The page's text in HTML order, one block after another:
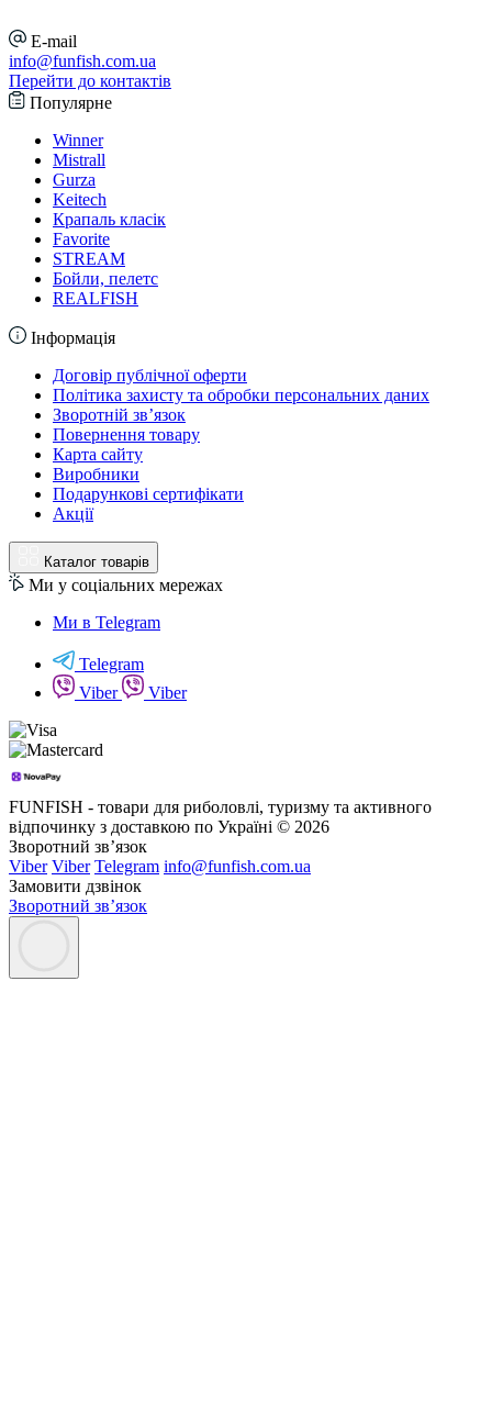
E-mail
info@funfish.com.ua
Перейти до контактів
Популярне
Winner
Mistrall
Gurza
Keitech
Крапаль класік
Favorite
STREAM
Бойли, пелетс
REALFISH
Інформація
Договір публічної оферти
Політика захисту та обробки персональних даних
Зворотній зв’язок
Повернення товару
Карта сайту
Виробники
Подарункові сертифікати
Акції
Каталог товарів
Ми у соціальних мережах
Ми в Telegram
Telegram
Viber
Viber
FUNFISH - товари для риболовлі, туризму та активного
відпочинку з доставкою по Україні © 2026
Зворотний зв’язок
Viber Viber Telegram info@funfish.com.ua
Замовити дзвінок
Зворотний зв’язок